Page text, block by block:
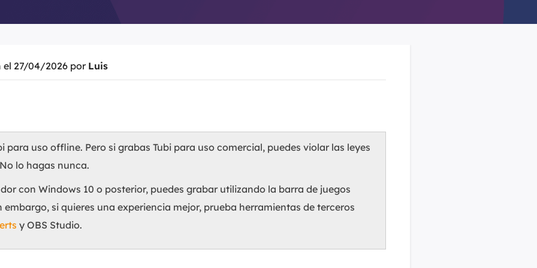
27/04/2026 por Luis
para uso offline. Pero si grabas Tubi para uso comercial, puedes violar las leyes
lo hagas nunca.
con Windows 10 o posterior, puedes grabar utilizando la barra de juegos
embargo, si quieres una experiencia mejor, prueba herramientas de terceros
y OBS Studio.